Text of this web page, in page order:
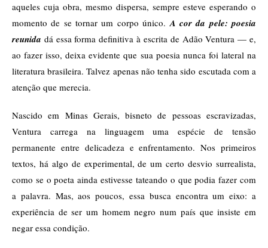
aqueles cuja obra, mesmo dispersa, sempre esteve esperando o
momento de se tornar um corpo único. A cor da pele: poesia
reunida dá essa forma definitiva à escrita de Adão Ventura — e,
ao fazer isso, deixa evidente que sua poesia nunca foi lateral na
literatura brasileira. Talvez apenas não tenha sido escutada com a
atenção que merecia.
Nascido em Minas Gerais, bisneto de pessoas escravizadas,
Ventura carrega na linguagem uma espécie de tensão
permanente entre delicadeza e enfrentamento. Nos primeiros
textos, há algo de experimental, de um certo desvio surrealista,
como se o poeta ainda estivesse tateando o que podia fazer com
a palavra. Mas, aos poucos, essa busca encontra um eixo: a
experiência de ser um homem negro num país que insiste em
negar essa condição.